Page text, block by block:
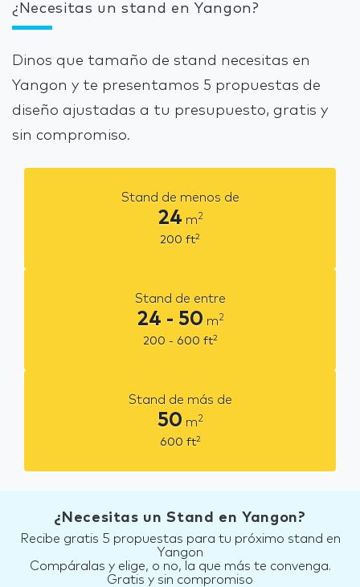
¿Necesitas un stand en Yangon?
Dinos que tamaño de stand necesitas en
Yangon y te presentamos 5 propuestas de
diseño ajustadas a tu presupuesto, gratis y
sin compromiso.
Stand de menos de
24 m2
200 ft2
Stand de entre
24 - 50 m2
200 - 600 ft2
Stand de más de
50 m2
600 ft2
¿Necesitas un Stand en Yangon?
Recibe gratis 5 propuestas para tu próximo stand en
Yangon
Compáralas y elige, o no, la que más te convenga.
Gratis y sin compromiso